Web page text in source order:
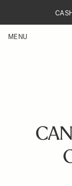
MENU